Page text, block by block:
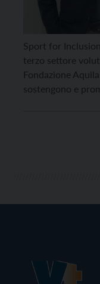
Sport for
terzo settore
Fondazione
sostengono e